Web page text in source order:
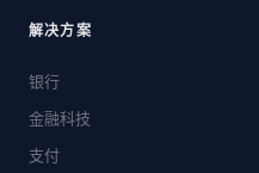
解决方案
银行
金融科技
支付